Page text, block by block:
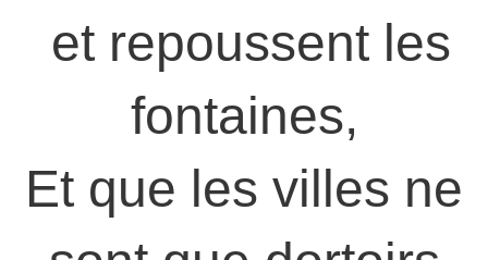
et repoussent les
fontaines,
Et que les villes ne